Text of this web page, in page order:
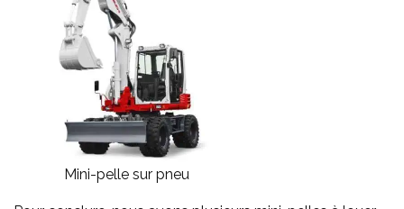
Mini-pelle sur pneu